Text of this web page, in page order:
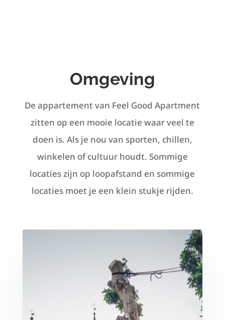
Omgeving
De appartement van Feel Good Apartment
zitten op een mooie locatie waar veel te
doen is. Als je nou van sporten, chillen,
winkelen of cultuur houdt. Sommige
locaties zijn op loopafstand en sommige
locaties moet je een klein stukje rijden.